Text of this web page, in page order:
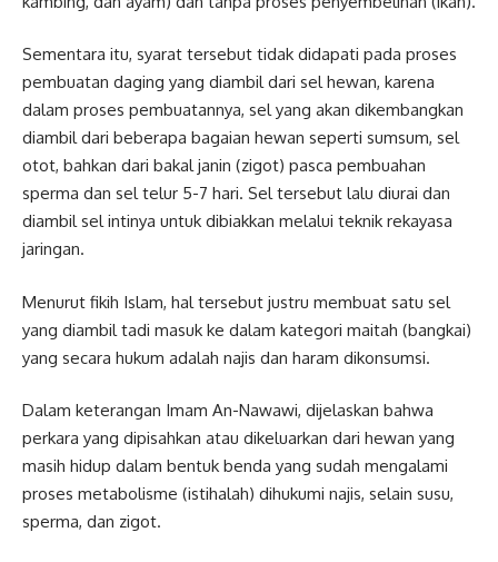
Sementara itu, syarat tersebut tidak didapati pada proses
pembuatan daging yang diambil dari sel hewan, karena
dalam proses pembuatannya, sel yang akan dikembangkan
diambil dari beberapa bagaian hewan seperti sumsum, sel
otot, bahkan dari bakal janin (zigot) pasca pembuahan
sperma dan sel telur 5-7 hari. Sel tersebut lalu diurai dan
diambil sel intinya untuk dibiakkan melalui teknik rekayasa
jaringan.
Menurut fikih Islam, hal tersebut justru membuat satu sel
yang diambil tadi masuk ke dalam kategori maitah (bangkai)
yang secara hukum adalah najis dan haram dikonsumsi.
Dalam keterangan Imam An-Nawawi, dijelaskan bahwa
perkara yang dipisahkan atau dikeluarkan dari hewan yang
masih hidup dalam bentuk benda yang sudah mengalami
proses metabolisme (istihalah) dihukumi najis, selain susu,
sperma, dan zigot.